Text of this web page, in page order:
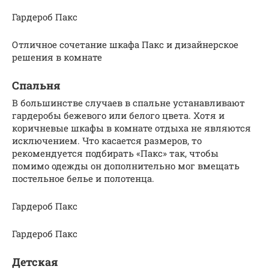
Гардероб Пакс
Отличное сочетание шкафа Пакс и дизайнерское
решения в комнате
Спальня
В большинстве случаев в спальне устанавливают
гардеробы бежевого или белого цвета. Хотя и
коричневые шкафы в комнате отдыха не являются
исключением. Что касается размеров, то
рекомендуется подбирать «Пакс» так, чтобы
помимо одежды он дополнительно мог вмещать
постельное белье и полотенца.
Гардероб Пакс
Гардероб Пакс
Детская